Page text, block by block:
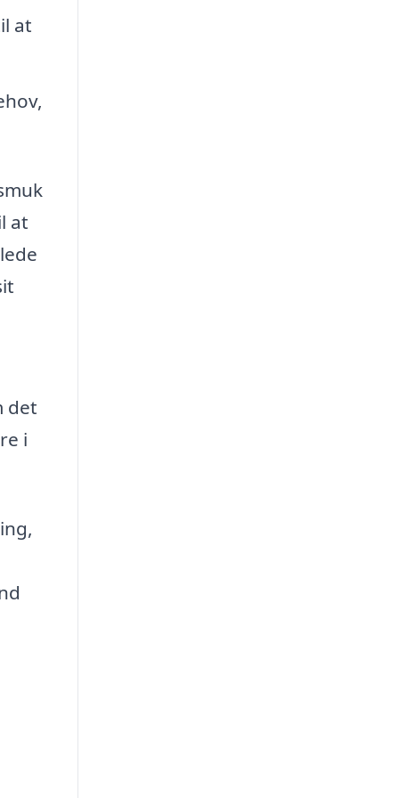
at
at
det
i